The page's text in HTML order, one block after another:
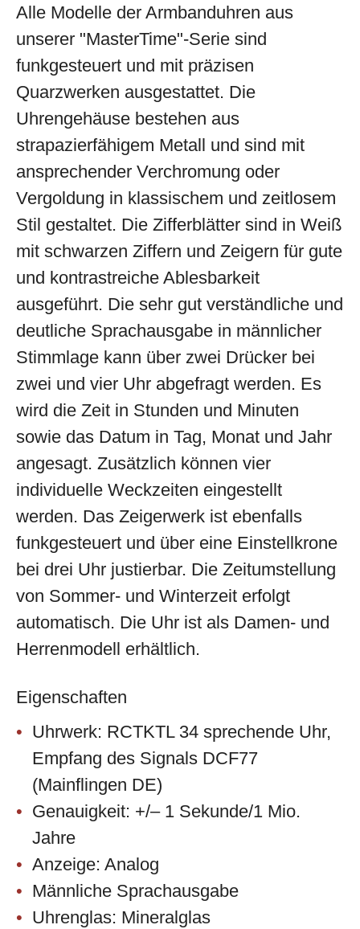
Alle Modelle der Armbanduhren aus
unserer "MasterTime"-Serie sind
funkgesteuert und mit präzisen
Quarzwerken ausgestattet. Die
Uhrengehäuse bestehen aus
strapazierfähigem Metall und sind mit
ansprechender Verchromung oder
Vergoldung in klassischem und zeitlosem
Stil gestaltet. Die Zifferblätter sind in Weiß
mit schwarzen Ziffern und Zeigern für gute
und kontrastreiche Ablesbarkeit
ausgeführt. Die sehr gut verständliche und
deutliche Sprachausgabe in männlicher
Stimmlage kann über zwei Drücker bei
zwei und vier Uhr abgefragt werden. Es
wird die Zeit in Stunden und Minuten
sowie das Datum in Tag, Monat und Jahr
angesagt. Zusätzlich können vier
individuelle Weckzeiten eingestellt
werden. Das Zeigerwerk ist ebenfalls
funkgesteuert und über eine Einstellkrone
bei drei Uhr justierbar. Die Zeitumstellung
von Sommer- und Winterzeit erfolgt
automatisch. Die Uhr ist als Damen- und
Herrenmodell erhältlich.
Eigenschaften
Uhrwerk: RCTKTL 34 sprechende Uhr,
Empfang des Signals DCF77
(Mainflingen DE)
Genauigkeit: +/– 1 Sekunde/1 Mio.
Jahre
Anzeige: Analog
Männliche Sprachausgabe
Uhrenglas: Mineralglas